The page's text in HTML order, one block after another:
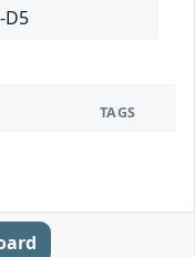
D5
TAGS